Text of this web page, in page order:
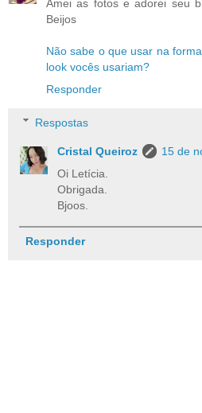
Amei as fotos e adorei seu
Beijos
Não sabe o que usar na
look vocês usariam?
Responder
Respostas
Cristal Queiroz
15 de
Oi Letícia.
Obrigada.
Bjoos.
Responder